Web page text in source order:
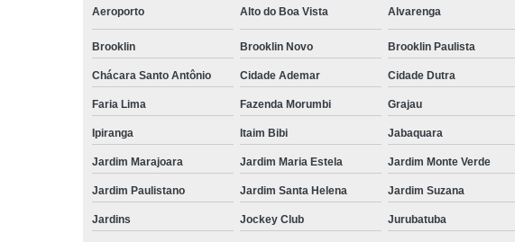
Aeroporto Alto do Boa Vista Alvarenga
Brooklin Brooklin Novo Brooklin Paulista
Chácara Santo Antônio Cidade Ademar Cidade Dutra
Faria Lima Fazenda Morumbi Grajau
Ipiranga Itaim Bibi Jabaquara
Jardim Marajoara Jardim Maria Estela Jardim Monte Verde
Jardim Paulistano Jardim Santa Helena Jardim Suzana
Jardins Jockey Club Jurubatuba